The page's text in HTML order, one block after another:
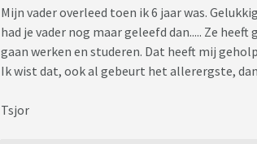
Voor papa lukt het niet met mij in contact te
erbuiten ‘duwen’. Papa krijgt de
niet kan! Ik bereikte een vorm van acceptatie.
aan de slag wou gaan alle deuren dicht
we vandeweek aan tafel bij de 6e
Mijn vader overleed toen ik 6 jaar was.
had je vader nog maar geleefd dan..... Ze
gaan werken en studeren. Dat heeft mij
Ik wist dat, ook al gebeurt het allerergste,
Tsjor